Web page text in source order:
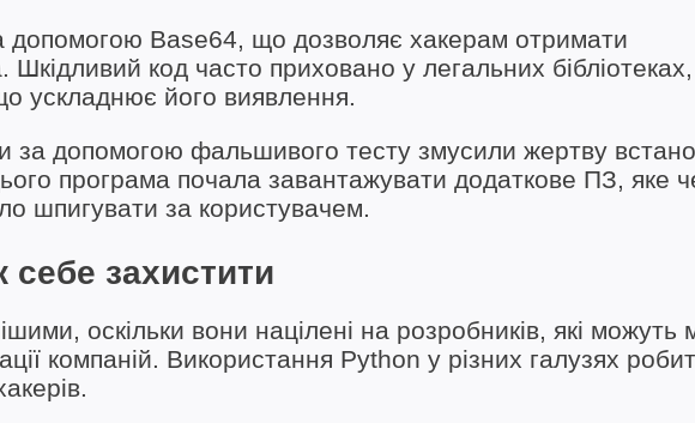
допомогою Base64, що дозволяє хакерам отримати
код часто приховано у легальних бібліотеках,
ускладнює його виявлення.
за допомогою фальшивого тесту змусили жертву
програма почала завантажувати додаткове ПЗ, яке
шпигувати за користувачем.
себе захистити
оскільки вони націлені на розробників, які можуть
компаній. Використання Python у різних галузях